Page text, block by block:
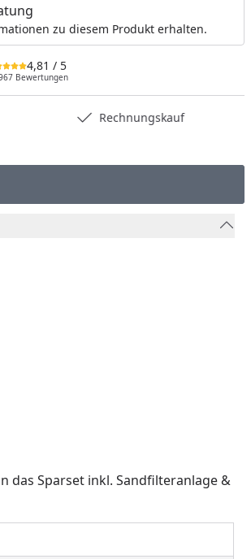
zu diesem Produkt erhalten.
4,81 / 5
Bewertungen
Rechnungskauf
das Sparset inkl. Sandfilteranlage &